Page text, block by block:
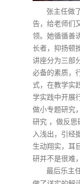
张主任做
告，给老师们
领。她循循善
长者，抑扬顿
讲座分为三部
必备的素质，
式，在教学实
学实践中开展
做小专题研究，
研究 ， 做反思
入浅出，引经
生动翔实，耳
研并不是很难
最后乐主